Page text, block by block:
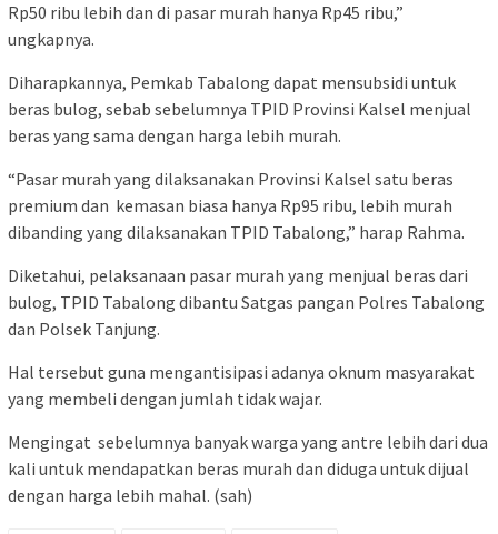
Rp50 ribu lebih dan di pasar murah hanya Rp45 ribu,”
ungkapnya.
Diharapkannya, Pemkab Tabalong dapat mensubsidi untuk
beras bulog, sebab sebelumnya TPID Provinsi Kalsel menjual
beras yang sama dengan harga lebih murah.
“Pasar murah yang dilaksanakan Provinsi Kalsel satu beras
premium dan kemasan biasa hanya Rp95 ribu, lebih murah
dibanding yang dilaksanakan TPID Tabalong,” harap Rahma.
Diketahui, pelaksanaan pasar murah yang menjual beras dari
bulog, TPID Tabalong dibantu Satgas pangan Polres Tabalong
dan Polsek Tanjung.
Hal tersebut guna mengantisipasi adanya oknum masyarakat
yang membeli dengan jumlah tidak wajar.
Mengingat sebelumnya banyak warga yang antre lebih dari dua
kali untuk mendapatkan beras murah dan diduga untuk dijual
dengan harga lebih mahal. (sah)